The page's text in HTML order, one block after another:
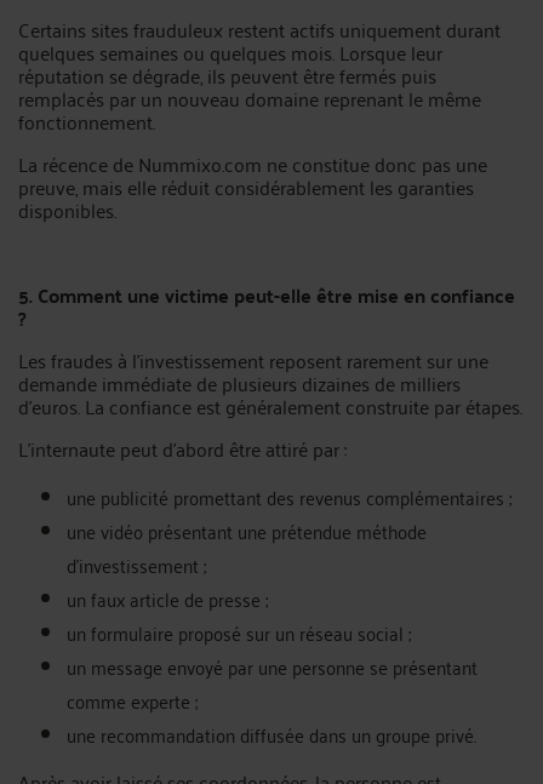
Certains sites frauduleux restent actifs uniquement durant
quelques semaines ou quelques mois. Lorsque leur
réputation se dégrade, ils peuvent être fermés puis
remplacés par un nouveau domaine reprenant le même
fonctionnement.
La récence de Nummixo.com ne constitue donc pas une
preuve, mais elle réduit considérablement les garanties
disponibles.
5. Comment une victime peut-elle être mise en confiance
?
Les fraudes à l’investissement reposent rarement sur une
demande immédiate de plusieurs dizaines de milliers
d’euros. La confiance est généralement construite par étapes.
L’internaute peut d’abord être attiré par :
une publicité promettant des revenus complémentaires ;
une vidéo présentant une prétendue méthode
d’investissement ;
un faux article de presse ;
un formulaire proposé sur un réseau social ;
un message envoyé par une personne se présentant
comme experte ;
une recommandation diffusée dans un groupe privé.